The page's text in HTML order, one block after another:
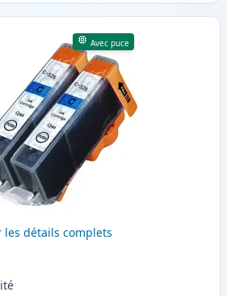
Avec puce
les détails complets